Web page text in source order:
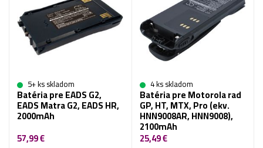
5+ ks skladom
Batéria pre EADS G2,
EADS Matra G2, EADS HR,
2000mAh
57,99 €
4 ks skladom
Batéria pre Motorola rad
GP, HT, MTX, Pro (ekv.
HNN9008AR, HNN9008),
2100mAh
25,49 €